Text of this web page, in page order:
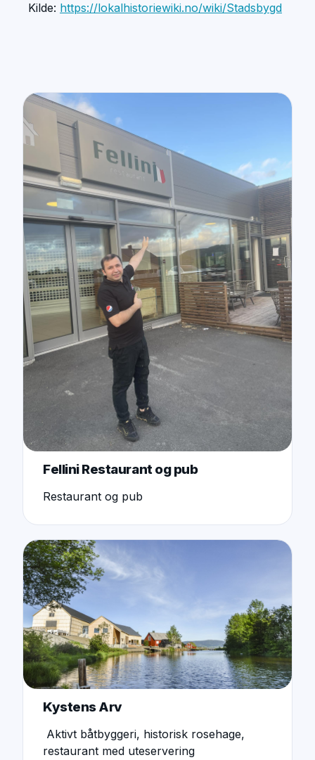
Kilde: https://lokalhistoriewiki.no/wiki/Stadsbygd
Fellini Restaurant og pub
Restaurant og pub
Kystens Arv
Aktivt båtbyggeri, historisk rosehage,
restaurant med uteservering